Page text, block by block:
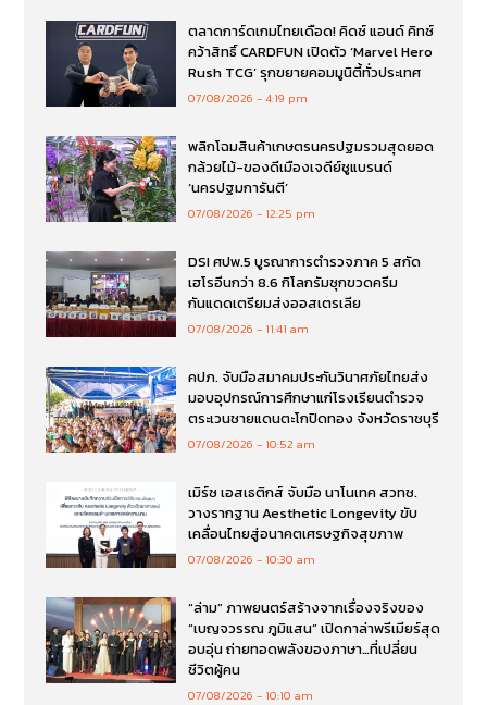
ตลาดการ์ดเกมไทยเดือด! คิดซ์ แอนด์ คิทซ์
คว้าสิทธิ์ CARDFUN เปิดตัว ‘Marvel Hero
Rush TCG’ รุกขยายคอมมูนิตี้ทั่วประเทศ
07/08/2026 4:19 pm
พลิกโฉมสินค้าเกษตรนครปฐมรวมสุดยอด
กล้วยไม้-ของดีเมืองเจดีย์ชูแบรนด์
‘นครปฐมการันตี’
07/08/2026 12:25 pm
DSI ศปพ.5 บูรณาการตำรวจภาค 5 สกัด
เฮโรอีนกว่า 8.6 กิโลกรัมซุกขวดครีม
กันแดดเตรียมส่งออสเตรเลีย
07/08/2026 11:41 am
คปภ. จับมือสมาคมประกันวินาศภัยไทยส่ง
มอบอุปกรณ์การศึกษาแก่โรงเรียนตำรวจ
ตระเวนชายแดนตะโกปิดทอง จังหวัดราชบุรี
07/08/2026 10:52 am
เมิร์ซ เอสเธติกส์ จับมือ นาโนเทค สวทช.
วางรากฐาน Aesthetic Longevity ขับ
เคลื่อนไทยสู่อนาคตเศรษฐกิจสุขภาพ
07/08/2026 10:30 am
“ล่าม” ภาพยนตร์สร้างจากเรื่องจริงของ
“เบญจวรรณ ภูมิแสน” เปิดกาล่าพรีเมียร์สุด
อบอุ่น ถ่ายทอดพลังของภาษา…ที่เปลี่ยน
ชีวิตผู้คน
07/08/2026 10:10 am